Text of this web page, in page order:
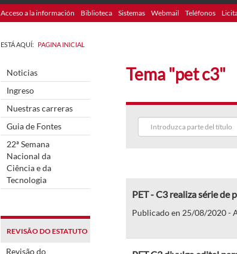
Acceso a la información Biblioteca Sistemas Webmail Teléfonos
ESTÁ AQUÍ: PAGINA INICIAL
Noticias
Ingreso
Nuestras carreras
Guia de Fontes
22ª Semana
Nacional da
Ciência e da
Tecnologia
REVISÃO DO ESTATUTO
Revisão do
Tema "pet c3"
PET - C3 realiza série de
Publicado en 25/08/2020 -